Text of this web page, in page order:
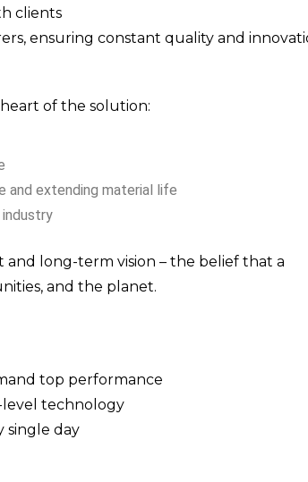
clients
ensuring constant quality and
of the solution:
and extending material life
and long-term vision – the belief that a
and the planet.
top performance
level technology
single day